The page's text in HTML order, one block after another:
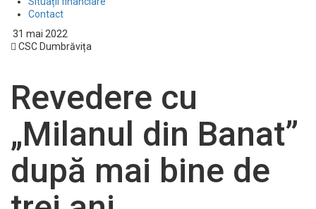
Contact
31 mai 2022
CSC Dumbrăvița
Revedere cu
„Milanul din Banat”
după mai bine de